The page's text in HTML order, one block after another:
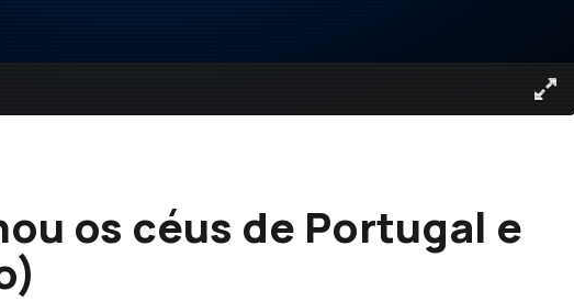
os céus de Portugal e